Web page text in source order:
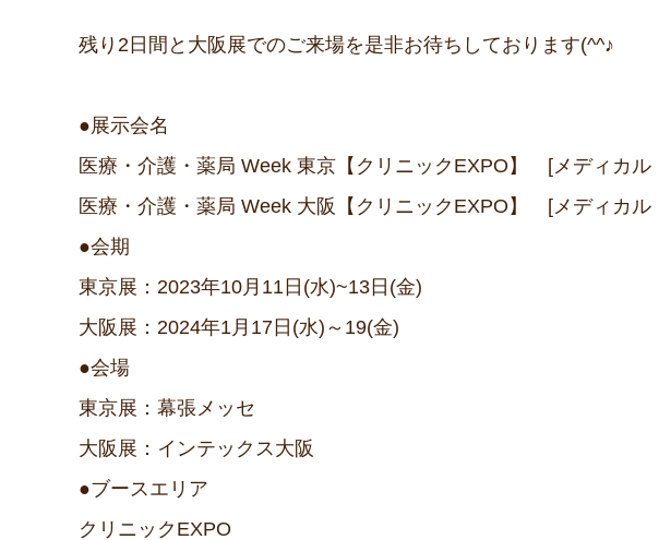
残り2日間と大阪展でのご来場を是非お待ちしております(^^♪
●展示会名
医療・介護・薬局 Week 東京【クリニックEXPO】 [メディカル
医療・介護・薬局 Week 大阪【クリニックEXPO】 [メディカル
●会期
東京展：2023年10月11日(水)~13日(金)
大阪展：2024年1月17日(水)～19(金)
●会場
東京展：幕張メッセ
大阪展：インテックス大阪
●ブースエリア
クリニックEXPO